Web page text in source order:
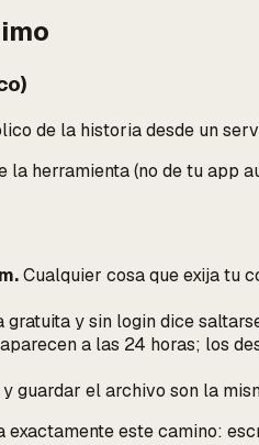
de la historia desde un
herramienta (no de tu app
Cualquier cosa que exija tu
gratuita y sin login dice
a las 24 horas; los
guardar el archivo son la
exactamente este camino: